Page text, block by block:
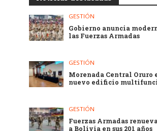
GESTIÓN
Gobierno anuncia
las Fuerzas Armadas
GESTIÓN
Morenada Central Oruro
nuevo edificio
GESTIÓN
Fuerzas Armadas
a Bolivia en sus 201 años